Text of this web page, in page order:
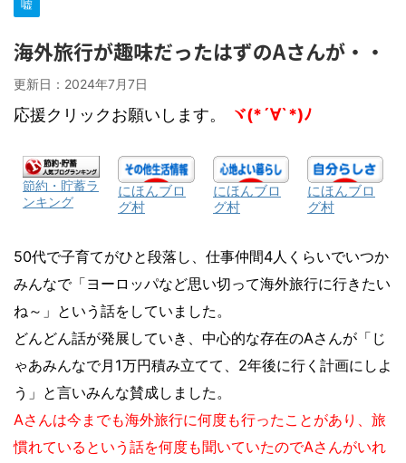
嘘
海外旅行が趣味だったはずのAさんが・・
更新日： 2024年7月7日
応援クリックお願いします。 ヾ(*´∀`*)ﾉ
節約・貯蓄ラ
ンキング
にほんブロ
グ村
にほんブロ
グ村
にほんブロ
グ村
50代で子育てがひと段落し、仕事仲間4人くらいでいつか
みんなで「ヨーロッパなど思い切って海外旅行に行きたい
ね～」という話をしていました。
どんどん話が発展していき、中心的な存在のAさんが「じ
ゃあみんなで月1万円積み立てて、2年後に行く計画にしよ
う」と言いみんな賛成しました。
Aさんは今までも海外旅行に何度も行ったことがあり、旅
慣れているという話を何度も聞いていたのでAさんがいれ